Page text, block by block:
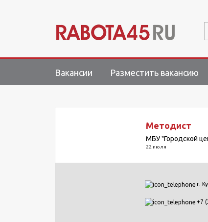
Вакансии Разместить вакансию
Методист
МБУ "Городской
22 июля
г.
+7